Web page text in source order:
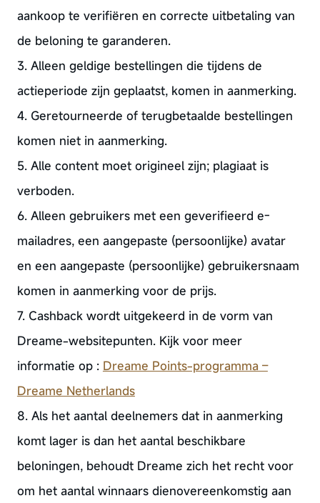
aankoop te verifiëren en correcte uitbetaling van
de beloning te garanderen.
3. Alleen geldige bestellingen die tijdens de
actieperiode zijn geplaatst, komen in aanmerking.
4. Geretourneerde of terugbetaalde bestellingen
komen niet in aanmerking.
5. Alle content moet origineel zijn; plagiaat is
verboden.
6. Alleen gebruikers met een geverifieerd e-
mailadres, een aangepaste (persoonlijke) avatar
en een aangepaste (persoonlijke) gebruikersnaam
komen in aanmerking voor de prijs.
7. Cashback wordt uitgekeerd in de vorm van
Dreame-websitepunten. Kijk voor meer
informatie op : Dreame Points-programma –
Dreame Netherlands
8. Als het aantal deelnemers dat in aanmerking
komt lager is dan het aantal beschikbare
beloningen, behoudt Dreame zich het recht voor
om het aantal winnaars dienovereenkomstig aan